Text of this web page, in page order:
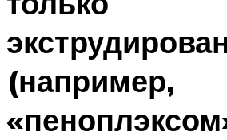
(например,